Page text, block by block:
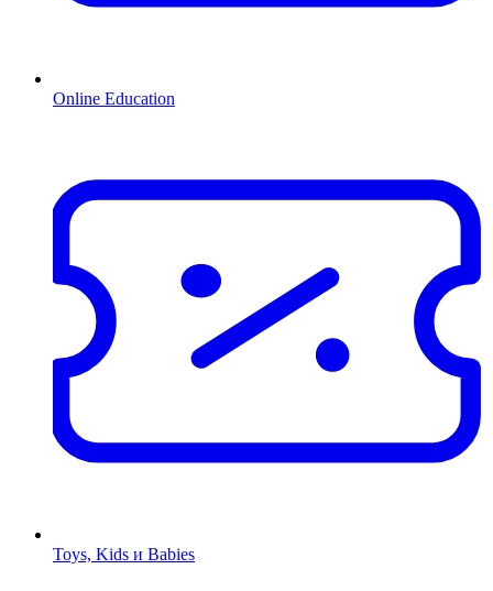
Online Education
Toys, Kids и Babies